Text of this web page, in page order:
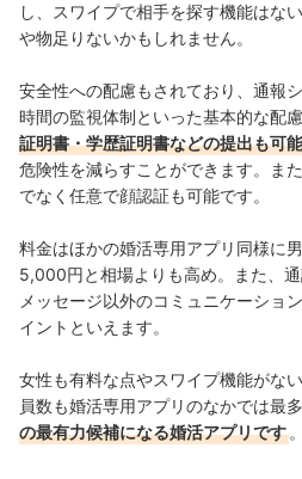
し、スワイプで相手を探す機能はな
や物足りないかもしれません。
安全性への配慮もされており、通報
時間の監視体制といった基本的な配慮
証明書・学歴証明書などの提出も可能
危険性を減らすことができます。
また
でなく任意で顔認証も可能です。
料金はほかの婚活専用アプリ同様に
5,000円と相場よりも高め。また、
メッセージ以外のコミュニケーショ
イントといえます。
女性も有料な点やスワイプ機能がな
員数も婚活専用アプリのなかでは最
の最有力候補になる婚活アプリです 。